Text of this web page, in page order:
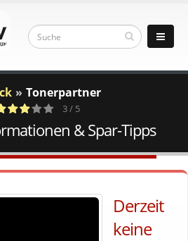
Tonerpartner
a
c
3 / 5
& Spar-Tipps
Derzeit
keine